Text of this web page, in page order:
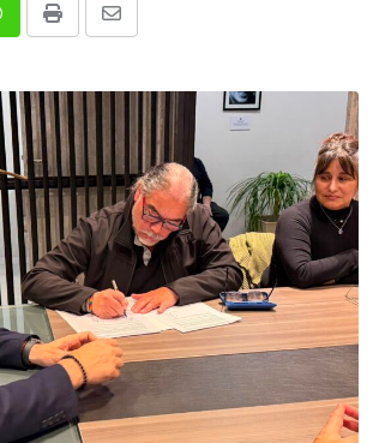
Print
Share
Email